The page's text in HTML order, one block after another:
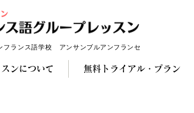
フランス語学校 アンサンブルアンフランセ
ンについて 無料トライアル・プラン